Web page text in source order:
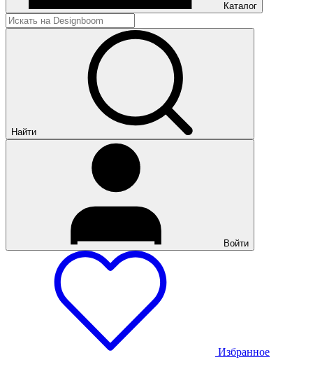
Каталог
Найти
Войти
Избранное